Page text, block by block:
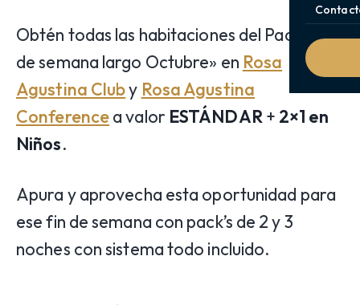
Obtén todas las habitaciones del Pack «Fin
de semana largo Octubre» en Rosa
Agustina Cluby Rosa Agustina
Conferencea valor ESTÁNDAR+ 2×1 en
Niños.
Apura y aprovecha esta oportunidad para
ese fin de semana con pack’s de 2 y 3
noches con sistema todo incluido.